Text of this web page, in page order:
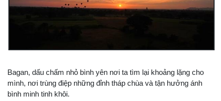
Bagan, dấu chấm nhỏ bình yên nơi ta tìm lại khoảng lặng cho
mình, nơi trùng điệp những đỉnh tháp chùa và tận hưởng ánh
bình minh tinh khôi.